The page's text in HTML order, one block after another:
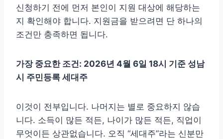
신청하기 전에 먼저 본인이 지원 대상에 해당하는
지 확인해야 합니다. 지원금을 받으려면 단 하나의
조건만 충족하면 됩니다.
가장 중요한 조건: 2026년 4월 6일 18시 기준 성남
시 주민등록 세대주
이것이 전부입니다. 나머지는 별로 중요하지 않습
니다. 소득이 많든 적든, 나이가 많든 적든, 직업이
무엇이든 상관없습니다. 오직 “세대주”라는 신분만